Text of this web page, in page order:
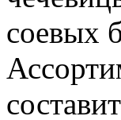
соевых